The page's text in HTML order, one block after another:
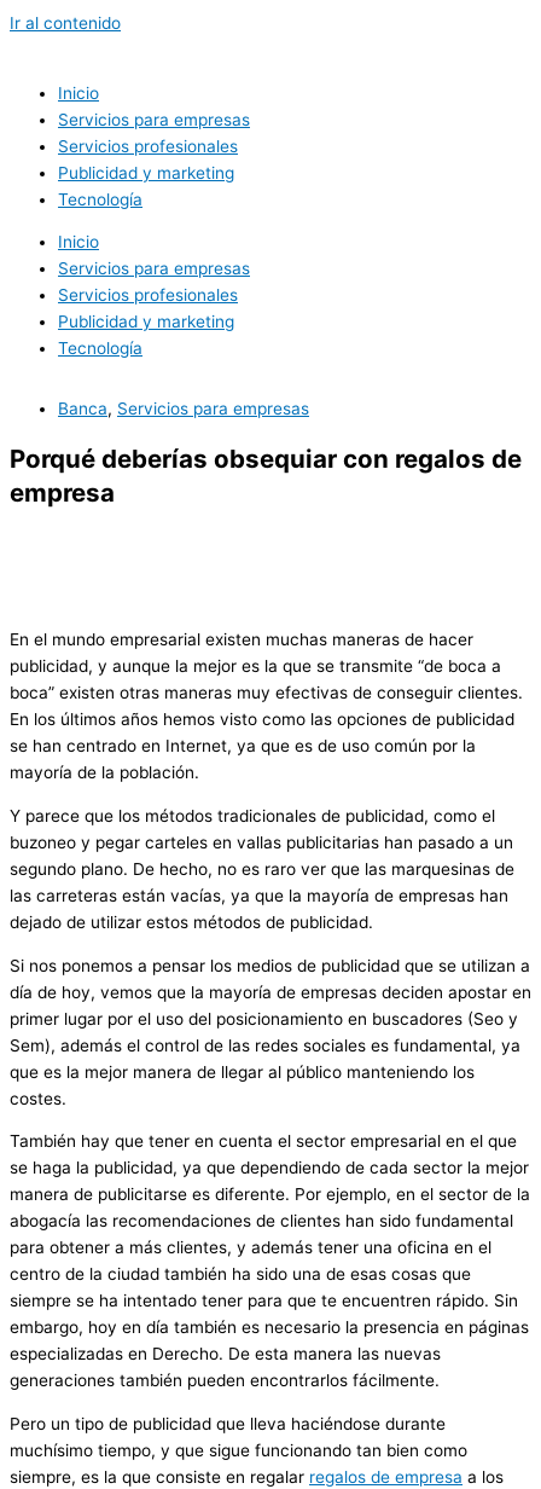
Ir al contenido
Inicio
Servicios para empresas
Servicios profesionales
Publicidad y marketing
Tecnología
Inicio
Servicios para empresas
Servicios profesionales
Publicidad y marketing
Tecnología
Banca, Servicios para empresas
Porqué deberías obsequiar con regalos de
empresa
En el mundo empresarial existen muchas maneras de hacer
publicidad, y aunque la mejor es la que se transmite “de boca a
boca” existen otras maneras muy efectivas de conseguir clientes.
En los últimos años hemos visto como las opciones de publicidad
se han centrado en Internet, ya que es de uso común por la
mayoría de la población.
Y parece que los métodos tradicionales de publicidad, como el
buzoneo y pegar carteles en vallas publicitarias han pasado a un
segundo plano. De hecho, no es raro ver que las marquesinas de
las carreteras están vacías, ya que la mayoría de empresas han
dejado de utilizar estos métodos de publicidad.
Si nos ponemos a pensar los medios de publicidad que se utilizan a
día de hoy, vemos que la mayoría de empresas deciden apostar en
primer lugar por el uso del posicionamiento en buscadores (Seo y
Sem), además el control de las redes sociales es fundamental, ya
que es la mejor manera de llegar al público manteniendo los
costes.
También hay que tener en cuenta el sector empresarial en el que
se haga la publicidad, ya que dependiendo de cada sector la mejor
manera de publicitarse es diferente. Por ejemplo, en el sector de la
abogacía las recomendaciones de clientes han sido fundamental
para obtener a más clientes, y además tener una oficina en el
centro de la ciudad también ha sido una de esas cosas que
siempre se ha intentado tener para que te encuentren rápido. Sin
embargo, hoy en día también es necesario la presencia en páginas
especializadas en Derecho. De esta manera las nuevas
generaciones también pueden encontrarlos fácilmente.
Pero un tipo de publicidad que lleva haciéndose durante
muchísimo tiempo, y que sigue funcionando tan bien como
siempre, es la que consiste en regalar regalos de empresa a los